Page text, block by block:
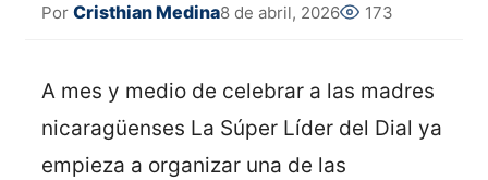
Por Cristhian Medina8 de abril, 2026 173
A mes y medio de celebrar a las madres
nicaragüenses La Súper Líder del Dial ya
empieza a organizar una de las